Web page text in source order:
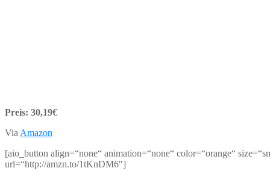
Preis: 30,19€
Via Amazon
[aio_button align=“none“ animation=“none“ color=“orange“
url=“http://amzn.to/1tKnDM6″]